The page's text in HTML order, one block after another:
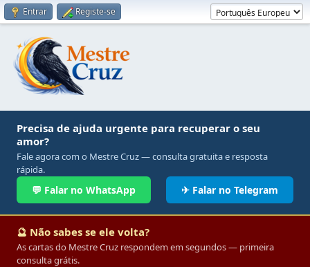
Entrar Registe-se
Precisa de ajuda urgente para recuperar o seu
amor?
Fale agora com o Mestre Cruz — consulta gratuita e resposta
rápida.
💬 Falar no WhatsApp ✈ Falar no Telegram
🔮 Não sabes se ele volta?
As cartas do Mestre Cruz respondem em segundos — primeira
consulta grátis.